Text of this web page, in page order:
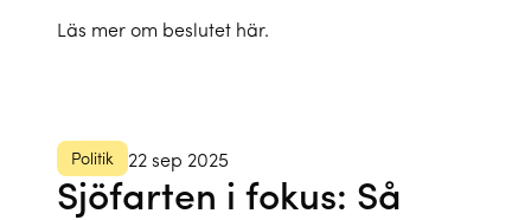
Läs mer om beslutet här.
Politik 22 sep 2025
Sjöfarten i fokus: Så